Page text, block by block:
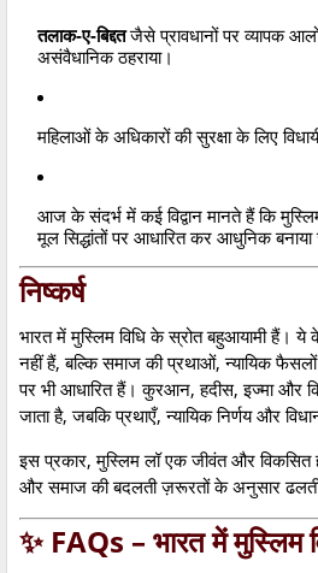
तलाक-ए-बिद्दतजैसे प्रावधानों पर व्यापक
असंवैधानिक ठहराया।
महिलाओं के अधिकारों की सुरक्षा के लिए
आज के संदर्भ में कई विद्वान मानते हैं कि
मूल सिद्धांतों पर आधारित कर आधुनिक बनाया
निष्कर्ष
भारत में मुस्लिम विधि के स्रोत बहुआयामी हैं। ये
नहीं हैं, बल्कि समाज की प्रथाओं, न्यायिक
पर भी आधारित हैं। कुरआन, हदीस, इज्मा और
जाता है, जबकि प्रथाएँ, न्यायिक निर्णय और
इस प्रकार, मुस्लिम लॉ एक जीवंत और विकसित
और समाज की बदलती ज़रूरतों के अनुसार ढलती
✨ FAQs – भारत में मुस्लिम